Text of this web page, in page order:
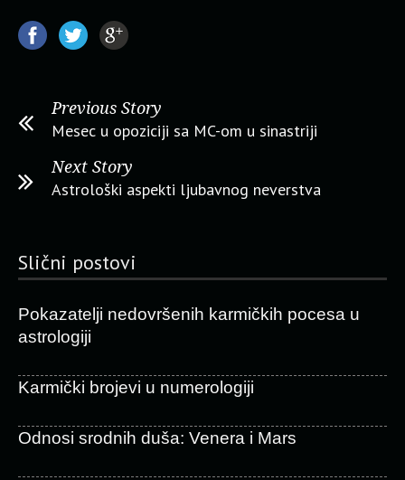
Previous Story
Mesec u opoziciji sa MC-om u sinastriji
Next Story
Astrološki aspekti ljubavnog neverstva
Slični postovi
Pokazatelji nedovršenih karmičkih pocesa u
astrologiji
Karmički brojevi u numerologiji
Odnosi srodnih duša: Venera i Mars